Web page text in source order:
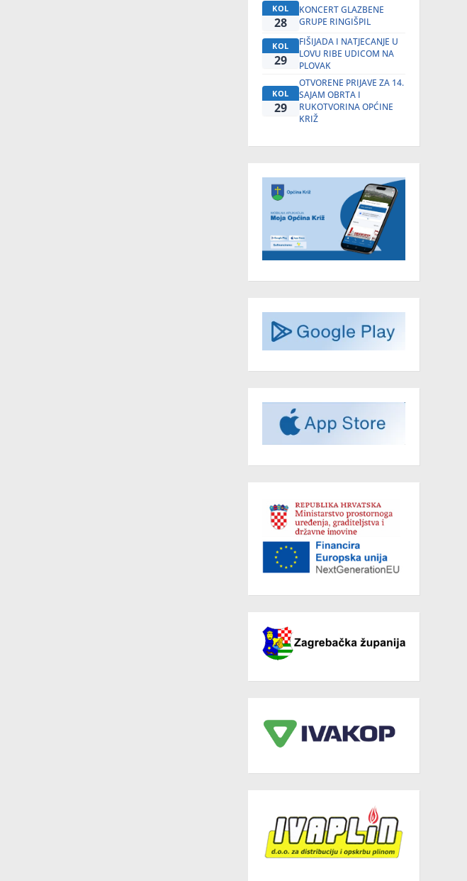
KOL
28
KONCERT GLAZBENE
GRUPE RINGIŠPIL
KOL
29
FIŠIJADA I NATJECANJE U
LOVU RIBE UDICOM NA
PLOVAK
KOL
29
OTVORENE PRIJAVE ZA 14.
SAJAM OBRTA I
RUKOTVORINA OPĆINE
KRIŽ